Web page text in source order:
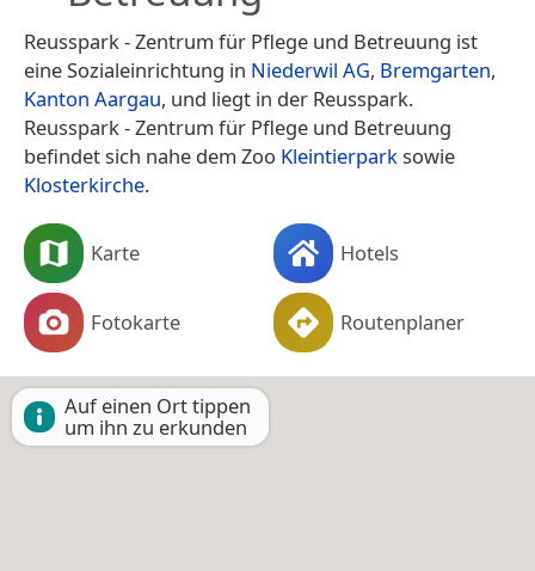
Reusspark - Zentrum für Pflege und Betreuung ist
eine Sozialeinrichtung in Niederwil AG, Bremgarten,
Kanton Aargau, und liegt in der Reusspark.
Reusspark - Zentrum für Pflege und Betreuung
befindet sich nahe dem Zoo Kleintierparksowie
Klosterkirche.
Karte Hotels
Fotokarte Routenplaner
Auf einen Ort tippen
um ihn zu erkunden